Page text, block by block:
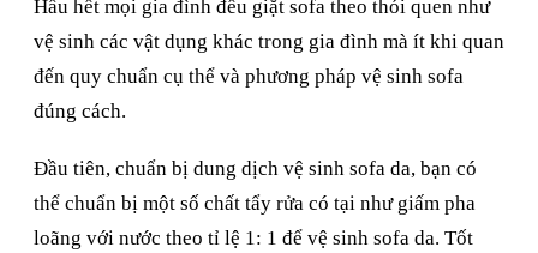
Hầu hết mọi gia đình đều giặt sofa theo thói quen như
vệ sinh các vật dụng khác trong gia đình mà ít khi quan
đến quy chuẩn cụ thể và phương pháp vệ sinh sofa
đúng cách.
Đầu tiên, chuẩn bị dung dịch vệ sinh sofa da, bạn có
thể chuẩn bị một số chất tẩy rửa có tại như giấm pha
loãng với nước theo tỉ lệ 1: 1 để vệ sinh sofa da. Tốt